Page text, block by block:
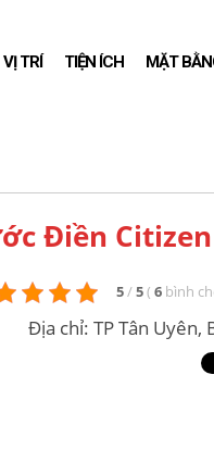
VỊ TRÍ TIỆN ÍCH MẶT
Điền
5 / 5 ( 6 bình
Địa chỉ: TP Tân Uyên,